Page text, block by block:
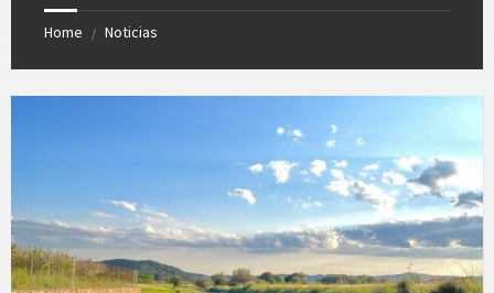
Home / Noticias